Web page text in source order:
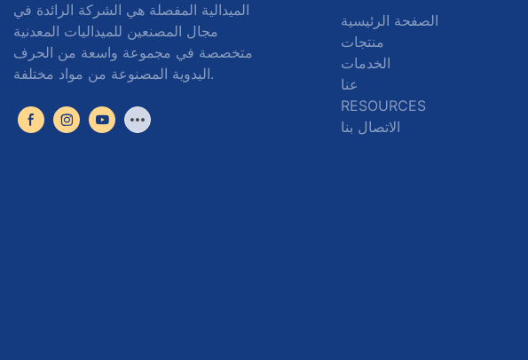
الميدالية المفصلة هي الشركة الرائدة في
مجال المصنعين للميداليات المعدنية
متخصصة في مجموعة واسعة من الحرف
اليدوية المصنوعة من مواد مختلفة.
الصفحة الرئيسية
منتجات
الخدمات
عنا
RESOURCES
الاتصال بنا